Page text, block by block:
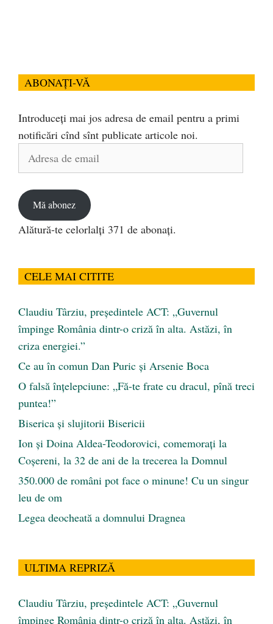
ABONAȚI-VĂ
Introduceți mai jos adresa de email pentru a primi
notificări cînd sînt publicate articole noi.
Mă abonez
Alătură-te celorlalți 371 de abonați.
CELE MAI CITITE
Claudiu Târziu, președintele ACT: „Guvernul
împinge România dintr-o criză în alta. Astăzi, în
criza energiei.”
Ce au în comun Dan Puric şi Arsenie Boca
O falsă înțelepciune: „Fă-te frate cu dracul, pînă treci
puntea!”
Biserica și slujitorii Bisericii
Ion și Doina Aldea-Teodorovici, comemorați la
Coșereni, la 32 de ani de la trecerea la Domnul
350.000 de români pot face o minune! Cu un singur
leu de om
Legea deocheată a domnului Dragnea
ULTIMA REPRIZĂ
Claudiu Târziu, președintele ACT: „Guvernul
împinge România dintr-o criză în alta. Astăzi, în